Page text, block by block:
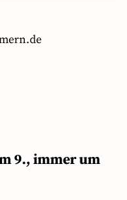
9., immer um